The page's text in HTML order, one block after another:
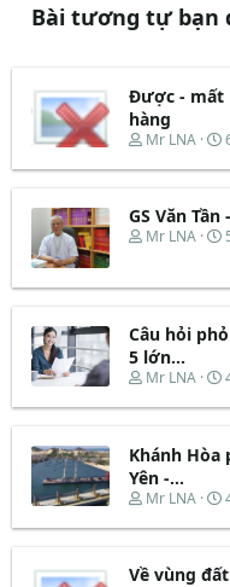
Bài tương tự bạn
Được - mất
hàng
T
r
a
d
a
t
e
r
Mr LNA
b
GS Văn
T
e
d
s
t
a
r
e
r
Mr LNA
y
Câu hỏi
5 lớn...
T
r
a
d
s
a
t
Mr LNA
t
Khánh
Yên -...
T
r
a
Mr LNA
b
Về vùng